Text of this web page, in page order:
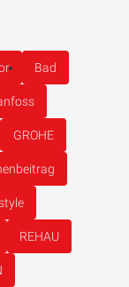
Bad
GROHE
REHAU